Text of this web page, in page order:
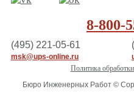
8-800-
(495) 221-05-61
msk@ups-online.ru
Политика
Бюро Инженерных Работ ©